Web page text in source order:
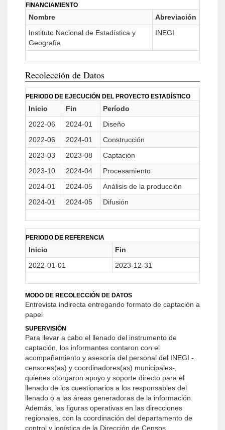
FINANCIAMIENTO
Nombre
Abreviación
Instituto Nacional de Estadística y
Geografía
INEGI
Recolección de Datos
PERIODO DE EJECUCIÓN DEL PROYECTO ESTADÍSTICO
Inicio Fin
Período
2022-06
2024-01
Diseño
2022-06
2024-01
Construcción
2023-03
2023-08
Captación
2023-10
2024-04
Procesamiento
2024-01
2024-05
Análisis de la producción
2024-01
2024-05 Difusión
PERIODO DE REFERENCIA
Inicio
Fin
2022-01-01
2023-12-31
MODO DE RECOLECCIÓN DE DATOS
Entrevista indirecta entregando formato de captación a
papel
SUPERVISIÓN
Para llevar a cabo el llenado del instrumento de
captación, los informantes contaron con el
acompañamiento y asesoría del personal del INEGI -
censores(as) y coordinadores(as) municipales-,
quienes otorgaron apoyo y soporte directo para el
llenado de los cuestionarios a los responsables del
llenado o a las áreas generadoras de la información.
Además, las figuras operativas en las direcciones
regionales, con la coordinación del departamento de
control y logística de la Dirección de Censos